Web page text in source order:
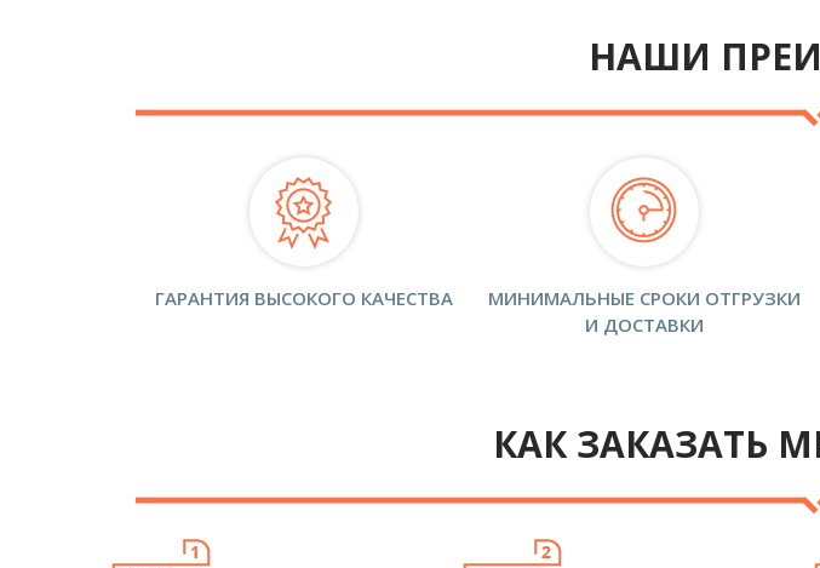
НАШИ
ГАРАНТИЯ ВЫСОКОГО КАЧЕСТВА
МИНИМАЛЬНЫЕ СРОКИ ОТГРУЗКИ
И ДОСТАВКИ
КАК ЗАКАЗАТЬ